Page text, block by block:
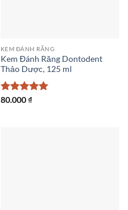
KEM ĐÁNH RĂNG
Kem Đánh Răng Dontodent
Thảo Dược, 125 ml
Được xếp
80.000₫